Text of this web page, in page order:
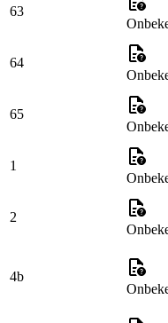
63
64
65
1
2
4b